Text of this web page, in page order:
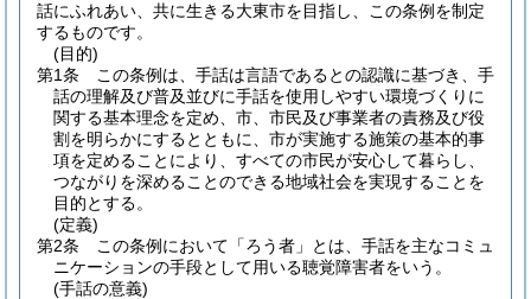
話にふれあい、共に生きる大東市を目指し、この条例を制定
するものです。
(目的)
第1条
この条例は、手話は言語であるとの認識に基づき、手
話の理解及び普及並びに手話を使用しやすい環境づくりに
関する基本理念を定め、市、市民及び事業者の責務及び役
割を明らかにするとともに、市が実施する施策の基本的事
項を定めることにより、すべての市民が安心して暮らし、
つながりを深めることのできる地域社会を実現することを
目的とする。
(定義)
第2条
この条例において「ろう者」とは、手話を主なコミュ
ニケーションの手段として用いる聴覚障害者をいう。
(手話の意義)